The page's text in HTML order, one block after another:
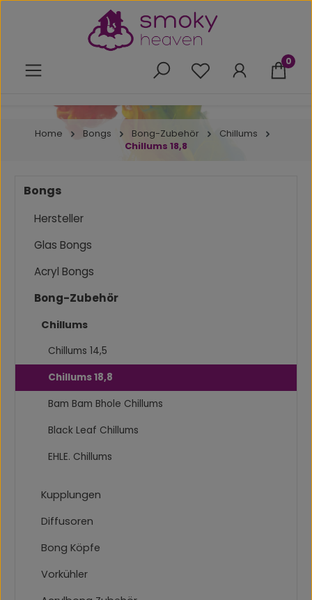
Zum Hauptinhalt springen
Du hast 0 Produkte
0
Home Bongs Bong-Zubehör
Chillums
Chillums 18,8
Bongs
Hersteller
Glas Bongs
Acryl Bongs
Bong-Zubehör
Chillums
Chillums 14,5
Chillums 18,8
Bam Bam Bhole Chillums
Black Leaf Chillums
EHLE. Chillums
Kupplungen
Diffusoren
Bong Köpfe
Vorkühler